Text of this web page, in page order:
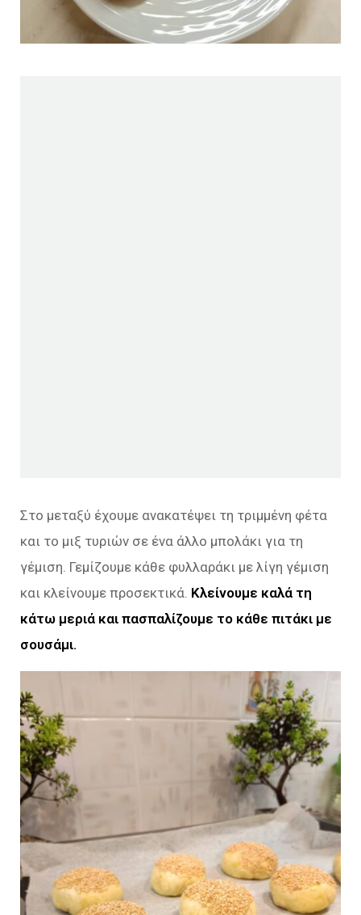
Στο μεταξύ έχουμε ανακατέψει τη τριμμένη φέτα
και το μιξ τυριών σε ένα άλλο μπολάκι για τη
γέμιση. Γεμίζουμε κάθε φυλλαράκι με λίγη γέμιση
και κλείνουμε προσεκτικά. Κλείνουμε καλά τη
κάτω μεριά και πασπαλίζουμε το κάθε πιτάκι με
σουσάμι.